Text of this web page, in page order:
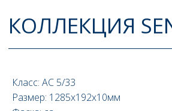
Класс: AС 5/33
Размер: 1285x192x10мм